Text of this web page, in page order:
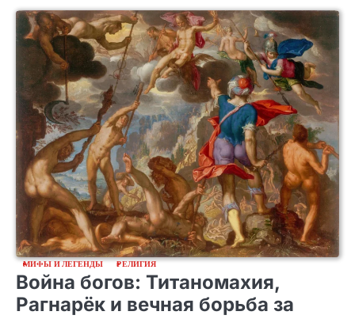
МИФЫ И ЛЕГЕНДЫ РЕЛИГИЯ
Война богов: Титаномахия,
Рагнарёк и вечная борьба за